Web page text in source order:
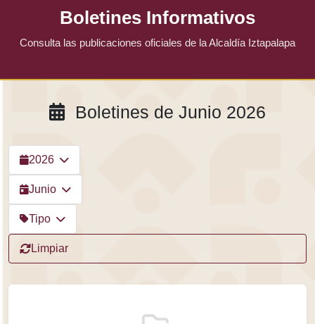
Boletines Informativos
Consulta las publicaciones oficiales de la Alcaldía Iztapalapa
Boletines de Junio 2026
2026
Junio
Tipo
Limpiar